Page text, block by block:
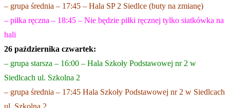
– grupa średnia – 17:45 – Hala SP 2 Siedlce (buty na zmianę)
– piłka ręczna – 18:45 – Nie będzie piłki ręcznej tylko siatkówka na
hali
26 października czwartek:
– grupa starsza – 16:00 – Hala Szkoły Podstawowej nr 2 w
Siedlcach ul. Szkolna 2
– grupa średnia – 17:45 Hala Szkoły Podstawowej nr 2 w Siedlcach
ul. Szkolna 2